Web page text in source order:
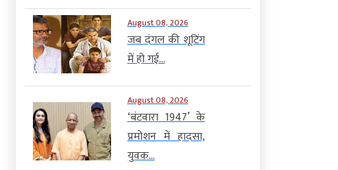
August 08, 2026
जब दंगल की शूटिंग
में हो गई...
August 08, 2026
‘बंटवारा 1947’ के
प्रमोशन में हादसा,
युवक...